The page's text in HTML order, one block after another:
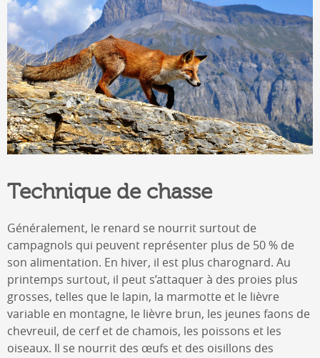
Technique de chasse
Généralement, le renard se nourrit surtout de
campagnols qui peuvent représenter plus de 50 % de
son alimentation. En hiver, il est plus charognard. Au
printemps surtout, il peut s’attaquer à des proies plus
grosses, telles que le lapin, la marmotte et le lièvre
variable en montagne, le lièvre brun, les jeunes faons de
chevreuil, de cerf et de chamois, les poissons et les
oiseaux. Il se nourrit des œufs et des oisillons des